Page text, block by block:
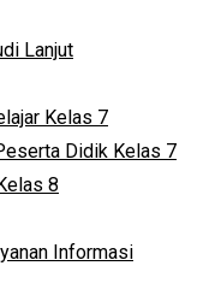
Lanjut
Kelas 7
Didik Kelas 7
8
Informasi